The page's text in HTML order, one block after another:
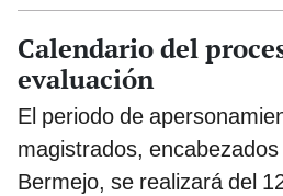
Calendario del
evaluación
El periodo de
magistrados,
Bermejo, se realizará del